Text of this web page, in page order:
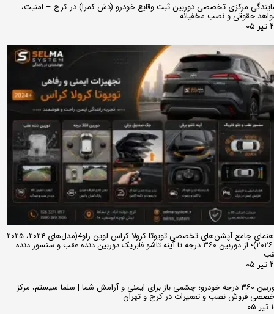
مرکزی تخصصی دوربین ثبت وقایع خودرو (دش کمرا) در کرج – امنیت،
حقوقی و نصب مخفیانه
راهنمای جامع آپشن‌های تخصصی تویوتا کرولا کراس لوین راو4(مدل‌های ۲۰۲۴، ۲۰۲۵
و ۲۰۲۶)؛ از دوربین ۳۶۰ درجه تا آینه تاشو فابریک دوربین دنده عقب و سنسور دنده
دوربین ۳۶۰ درجه خودرو؛ چشمی باز برای ایمنی و آرامش شما | سلما سیستم، مرکز
فروش نصب و تعمیرات در کرج و تهران